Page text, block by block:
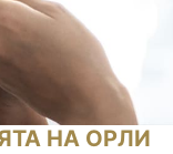
НА ОРЛИ